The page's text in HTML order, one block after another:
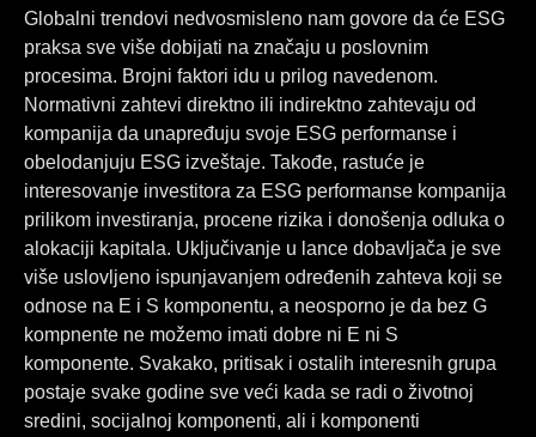
b
o
o
k
e
d
i
n
a
g
r
a
m
Globalni trendovi nedvosmisleno nam govore da će ESG
praksa sve više dobijati na značaju u poslovnim
procesima. Brojni faktori idu u prilog navedenom.
Normativni zahtevi direktno ili indirektno zahtevaju od
kompanija da unapređuju svoje ESG performanse i
obelodanjuju ESG izveštaje. Takođe, rastuće je
interesovanje investitora za ESG performanse kompanija
prilikom investiranja, procene rizika i donošenja odluka o
alokaciji kapitala. Uključivanje u lance dobavljača je sve
više uslovljeno ispunjavanjem određenih zahteva koji se
odnose na E i S komponentu, a neosporno je da bez G
kompnente ne možemo imati dobre ni E ni S
komponente. Svakako, pritisak i ostalih interesnih grupa
postaje svake godine sve veći kada se radi o životnoj
sredini, socijalnoj komponenti, ali i komponenti